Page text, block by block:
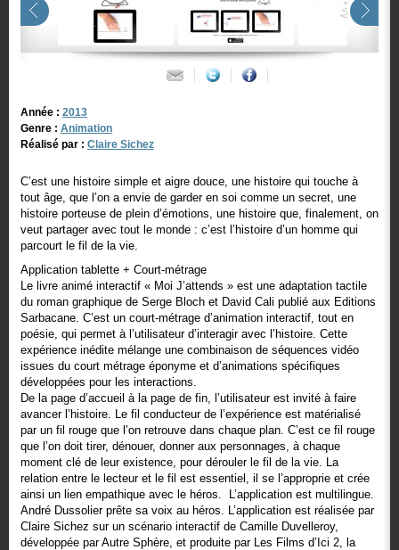
Année : 2013
Genre : Animation
Réalisé par : Claire Sichez
C’est une histoire simple et aigre douce, une histoire qui touche à
tout âge, que l’on a envie de garder en soi comme un secret, une
histoire porteuse de plein d’émotions, une histoire que, finalement, on
veut partager avec tout le monde : c’est l’histoire d’un homme qui
parcourt le fil de la vie.
Application tablette + Court-métrage
Le livre animé interactif « Moi J’attends » est une adaptation tactile
du roman graphique de Serge Bloch et David Cali publié aux Editions
Sarbacane. C’est un court-métrage d’animation interactif, tout en
poésie, qui permet à l’utilisateur d’interagir avec l’histoire. Cette
expérience inédite mélange une combinaison de séquences vidéo
issues du court métrage éponyme et d’animations spécifiques
développées pour les interactions.
De la page d’accueil à la page de fin, l’utilisateur est invité à faire
avancer l’histoire. Le fil conducteur de l’expérience est matérialisé
par un fil rouge que l’on retrouve dans chaque plan. C’est ce fil rouge
que l’on doit tirer, dénouer, donner aux personnages, à chaque
moment clé de leur existence, pour dérouler le fil de la vie. La
relation entre le lecteur et le fil est essentiel, il se l’approprie et crée
ainsi un lien empathique avec le héros. L’application est multilingue.
André Dussolier prête sa voix au héros. L’application est réalisée par
Claire Sichez sur un scénario interactif de Camille Duvelleroy,
développée par Autre Sphère, et produite par Les Films d’Ici 2, la